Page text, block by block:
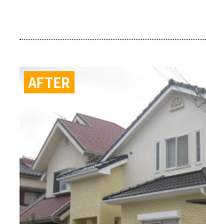
AFTER